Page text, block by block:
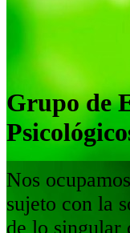
Grupo de
Nos
sujeto con la
de lo singular